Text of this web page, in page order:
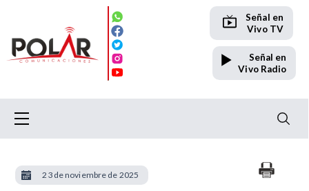
Señal en
Vivo TV
Señal en
Vivo Radio
23 de noviembre de 2025